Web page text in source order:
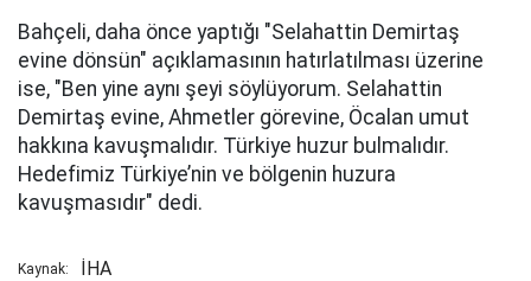
Bahçeli, daha önce yaptığı "Selahattin Demirtaş
evine dönsün" açıklamasının hatırlatılması üzerine
ise, "Ben yine aynı şeyi söylüyorum. Selahattin
Demirtaş evine, Ahmetler görevine, Öcalan umut
hakkına kavuşmalıdır. Türkiye huzur bulmalıdır.
Hedefimiz Türkiye’nin ve bölgenin huzura
kavuşmasıdır" dedi.
Kaynak: İHA